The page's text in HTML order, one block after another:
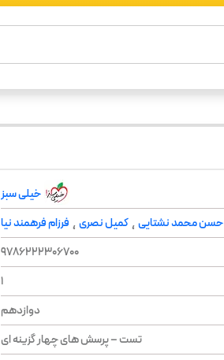
خیلی سبز
حسن محمد نشتایی ،کمیل نصری ، فرزام فرهمند نیا
9786222306700
1
دوازدهم
تست – پرسش های چهار گزینه ای